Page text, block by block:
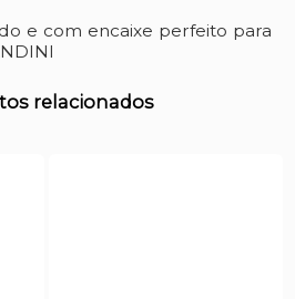
e com encaixe perfeito para
relacionados